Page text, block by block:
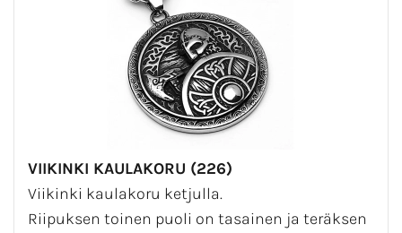
VIIKINKI KAULAKORU (226)
Viikinki kaulakoru ketjulla.
Riipuksen toinen puoli on tasainen ja teräksen